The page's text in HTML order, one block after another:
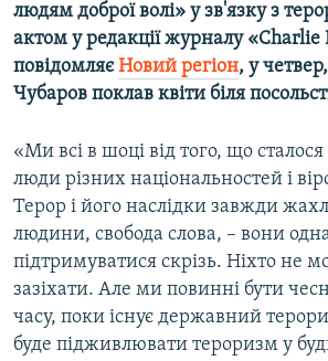
людям доброї волі» у зв'язку з
актом у редакції журналу «Charlie
повідомляєНовий регіон, у
Чубаров поклав квіти біля
«Ми всі в шоці від того, що
люди різних національностей і
Терор і його наслідки завжди
людини, свобода слова, – вони
підтримуватися скрізь. Ніхто не
зазіхати. Але ми повинні бути
часу, поки існує державний
буде підживлювати тероризм у